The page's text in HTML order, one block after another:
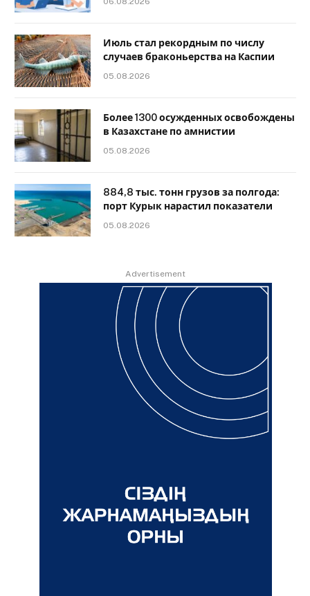
Июль стал рекордным по числу
случаев браконьерства на Каспии
05.08.2026
Более 1300 осужденных освобождены
в Казахстане по амнистии
05.08.2026
884,8 тыс. тонн грузов за полгода:
порт Курык нарастил показатели
05.08.2026
Advertisement